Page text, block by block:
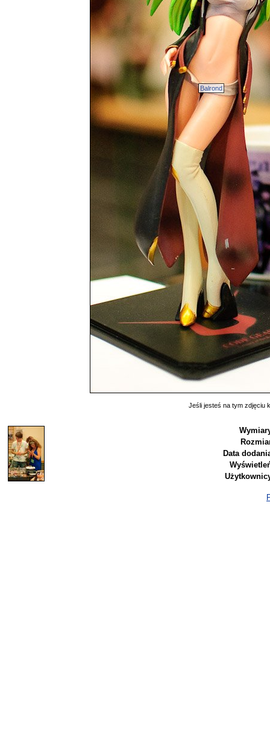
Balrond
Jeśli jesteś na tym zdjęciu
Data